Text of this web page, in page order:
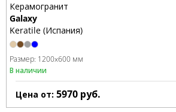
Керамогранит
Galaxy
Keratile (Испания)
Размер: 1200x600 мм
В наличии
Цена от: 5970 руб.